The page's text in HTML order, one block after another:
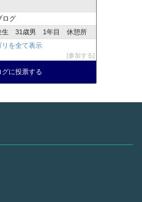
ログ
生 31歳男 1年目 休憩所
リを全て表示
参加する
グに投票する